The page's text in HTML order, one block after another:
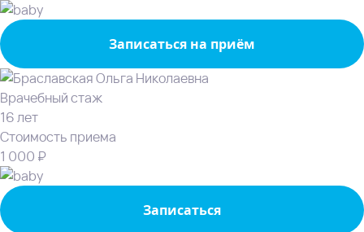
Записаться на приём
Врачебный стаж
16 лет
Стоимость приема
1 000 ₽
Записаться